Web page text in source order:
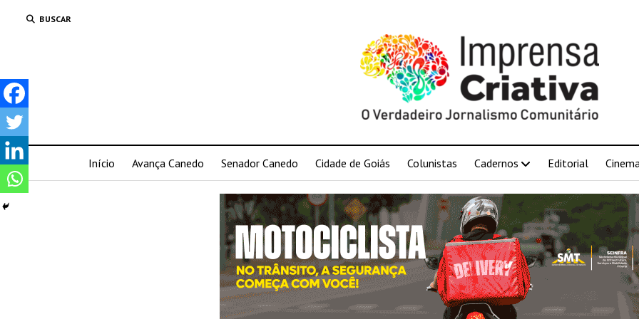
BUSCAR
Início Avança Canedo Senador Canedo Cidade de Goiás Colunistas Cadernos Editorial